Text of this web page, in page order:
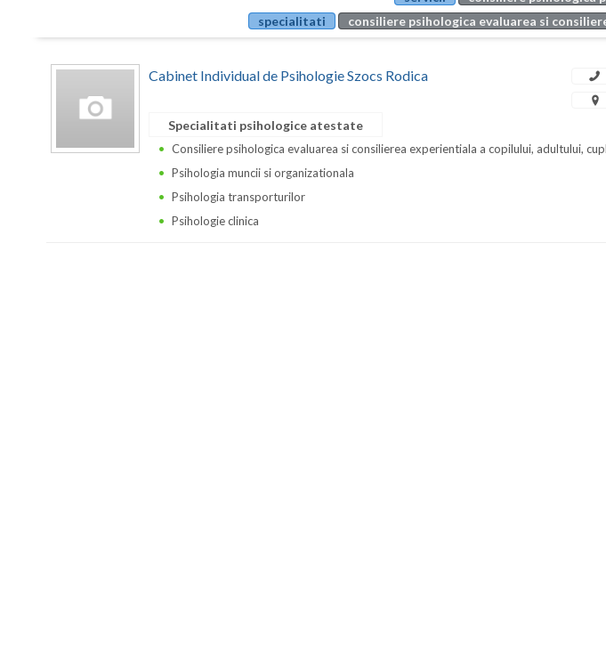
specialitati
consiliere psihologica evaluarea si
Cabinet Individual de Psihologie Szocs Rodica
Specialitati psihologice atestate
Consiliere psihologica evaluarea si consilierea experientiala a copilului, adultului,
Psihologia muncii si organizationala
Psihologia transporturilor
Psihologie clinica